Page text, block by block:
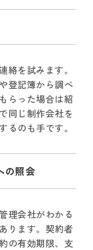
絡を試みます。
登記簿から調べ
らった場合は紹
同じ制作会社を
るのも手です。
の照会
理会社がわかる
ります。契約者
の有効期限、支